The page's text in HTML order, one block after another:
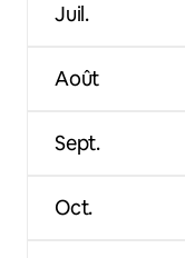
Juil.
Août
Sept.
Oct.